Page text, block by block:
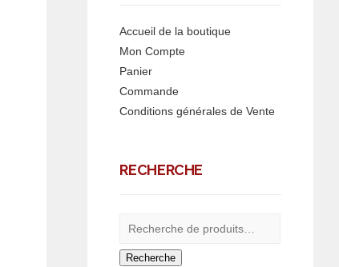
Accueil de la boutique
Mon Compte
Panier
Commande
Conditions générales de Vente
RECHERCHE
Recherche